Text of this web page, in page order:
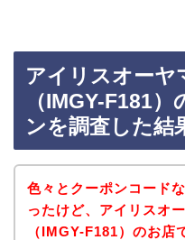
アイリスオーヤ
（IMGY-F181
ンを調査した結
色々とクーポンコード
ったけど、アイリスオ
（IMGY-F181）のお店